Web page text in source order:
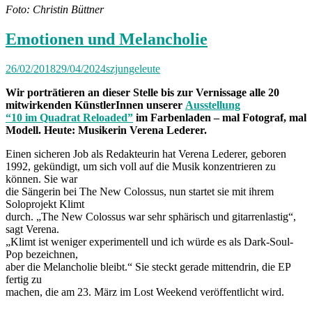
Foto: Christin Büttner
Emotionen und Melancholie
26/02/201829/04/2024szjungeleute
Wir porträtieren an dieser Stelle bis zur Vernissage alle 20
mitwirkenden KünstlerInnen unserer Ausstellung
“10 im Quadrat Reloaded” im Farbenladen – mal Fotograf, mal
Modell. Heute: Musikerin Verena Lederer.
Einen sicheren Job als Redakteurin hat Verena Lederer, geboren
1992, gekündigt, um sich voll auf die Musik konzentrieren zu
können. Sie war
die Sängerin bei The New Colossus, nun startet sie mit ihrem
Soloprojekt Klimt
durch. „The New Colossus war sehr sphärisch und gitarrenlastig“,
sagt Verena.
„Klimt ist weniger experimentell und ich würde es als Dark-Soul-
Pop bezeichnen,
aber die Melancholie bleibt.“ Sie steckt gerade mittendrin, die EP
fertig zu
machen, die am 23. März im Lost Weekend veröffentlicht wird.